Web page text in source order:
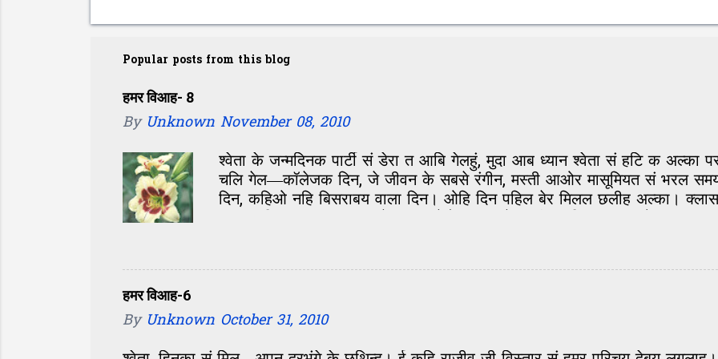
Popular posts from this blog
हमर विआह- 8
By Unknown November 08, 2010
श्वेता के जन्मदिनक पार्टी सं डेरा त आबि गेलहुं, मुदा आब ध्यान श्वेता सं हटि क
चलि गेल—कॉलेजक दिन, जे जीवन के सबसे रंगीन, मस्ती आओर मासूमियत सं भरल
दिन, कहिओ नहि बिसराबय वाला दिन। ओहि दिन पहिल बेर मिलल छलीह अल्का।
आओर होए छै। जखन बात अपन शहर के होए त लगाव कनि बेसि बढ़ि जाए छै। अल्का
बोली अतेक मीठ जेना आवाज में मिश्री घुलल होए। मोन होएत छल जे एकटक दैखेत
आ कहु सम्मोहन छल जे अहां अपना के बिसैरि हुनका मे खो जएतौं। मंदिर के घंटी जकां
जे देखिते मुंह...
हमर विआह-6
By Unknown October 31, 2010